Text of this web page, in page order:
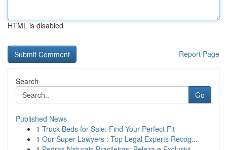
HTML is disabled
Report Page
Search
Go
Published News
1 Truck Beds for Sale: Find Your Perfect Fit
1 Our Super Lawyers : Top Legal Experts Recog...